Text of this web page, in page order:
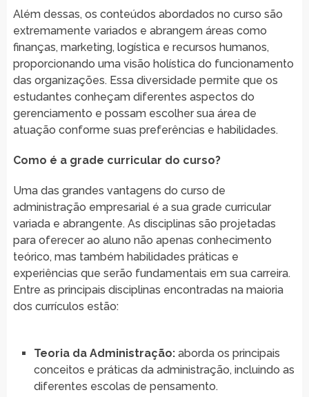
Além dessas, os conteúdos abordados no curso são
extremamente variados e abrangem áreas como
finanças, marketing, logística e recursos humanos,
proporcionando uma visão holística do funcionamento
das organizações. Essa diversidade permite que os
estudantes conheçam diferentes aspectos do
gerenciamento e possam escolher sua área de
atuação conforme suas preferências e habilidades.
Como é a grade curricular do curso?
Uma das grandes vantagens do curso de
administração empresarial é a sua grade curricular
variada e abrangente. As disciplinas são projetadas
para oferecer ao aluno não apenas conhecimento
teórico, mas também habilidades práticas e
experiências que serão fundamentais em sua carreira.
Entre as principais disciplinas encontradas na maioria
dos currículos estão:
Teoria da Administração:aborda os principais
conceitos e práticas da administração, incluindo as
diferentes escolas de pensamento.